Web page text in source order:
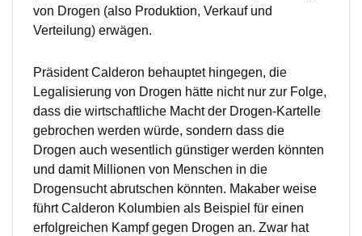
von Drogen (also Produktion, Verkauf und
Verteilung) erwägen.
Präsident Calderon behauptet hingegen, die
Legalisierung von Drogen hätte nicht nur zur Folge,
dass die wirtschaftliche Macht der Drogen-Kartelle
gebrochen werden würde, sondern dass die
Drogen auch wesentlich günstiger werden könnten
und damit Millionen von Menschen in die
Drogensucht abrutschen könnten. Makaber weise
führt Calderon Kolumbien als Beispiel für einen
erfolgreichen Kampf gegen Drogen an. Zwar hat